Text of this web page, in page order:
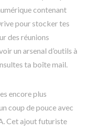
contenant
pour stocker tes
des réunions
un arsenal d’outils à
ta boîte mail.
encore plus
coup de pouce avec
Cet ajout futuriste